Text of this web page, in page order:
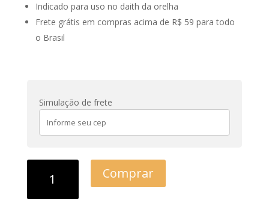
Indicado para uso no daith da orelha
Frete grátis em compras acima de R$ 59 para todo
o Brasil
Simulação de frete
Comprar